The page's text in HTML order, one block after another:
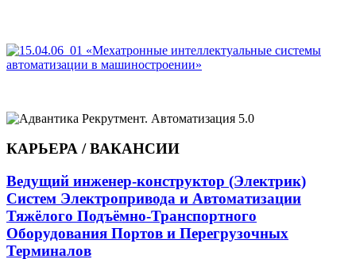
КАРЬЕРА / ВАКАНСИИ
Ведущий инженер-конструктор (Электрик)
Систем Электропривода и Автоматизации
Тяжёлого Подъёмно-Транспортного
Оборудования Портов и Перегрузочных
Терминалов